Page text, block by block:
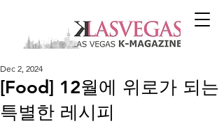
[Food] 12월에 위로가 되는
특별한 레시피
Dec 2, 2024